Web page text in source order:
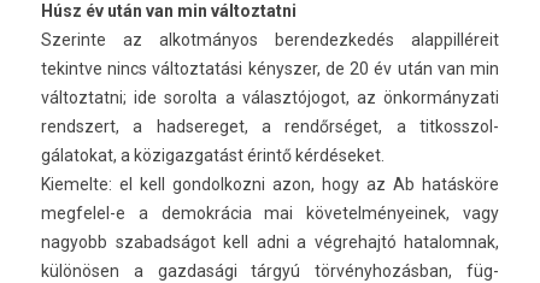
Húsz év után van min vál­toztat­ni
Szerin­te az al­kot­mányos be­ren­dezkedés al­ap­pilléreit
tekintve nincs vál­toztatási kénysz­er, de 20 év után van min
vál­toztat­ni; ide sorol­ta a választójogot, az önkor­mányzati
re­ndszert, a had­sereget, a rendőrséget, a tit­kosszol­
gálatokat, a közigaz­gatást érintő kérdéseket.
Kiemel­te: el kell gon­dolkoz­ni azon, hogy az Ab hatásköre
megfelel-e a de­mok­rácia mai követel­ményeinek, vagy
nagyobb szabad­ságot kell adni a vég­rehajtó hatalom­nak,
különösen a gaz­dasági tárgyú törvényhozásban, füg­